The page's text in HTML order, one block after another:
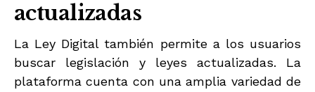
actualizadas
La Ley Digital también permite a los usuarios
buscar legislación y leyes actualizadas. La
plataforma cuenta con una amplia variedad de